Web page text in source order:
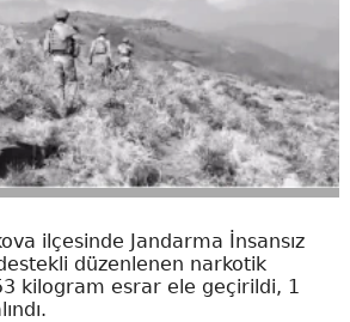
ilçesinde Jandarma İnsansız
düzenlenen narkotik
kilogram esrar ele geçirildi, 1